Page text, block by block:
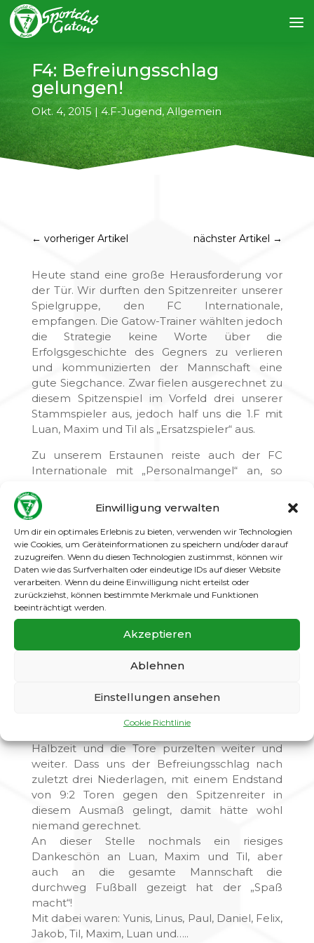
Einwilligung verwalten
Um dir ein optimales Erlebnis zu bieten, verwenden wir Technologien
wie Cookies, um Geräteinformationen zu speichern und/oder darauf
zuzugreifen. Wenn du diesen Technologien zustimmst, können wir
Daten wie das Surfverhalten oder eindeutige IDs auf dieser Website
verarbeiten. Wenn du deine Einwilligung nicht erteilst oder
zurückziehst, können bestimmte Merkmale und Funktionen
beeinträchtigt werden.
Akzeptieren
Ablehnen
Einstellungen ansehen
Cookie Richtlinie
F4: Befreiungsschlag
gelungen!
Okt. 4, 2015|4.F-Jugend,Allgemein
← vorheriger Artikel nächster Artikel →
Heute stand eine große Herausforderung vor
der Tür. Wir durften den Spitzenreiter unserer
Spielgruppe, den FC Internationale,
empfangen. Die Gatow-Trainer wählten jedoch
die Strategie keine Worte über die
Erfolgsgeschichte des Gegners zu verlieren
und kommunizierten der Mannschaft eine
gute Siegchance. Zwar fielen ausgerechnet zu
diesem Spitzenspiel im Vorfeld drei unserer
Stammspieler aus, jedoch half uns die 1.F mit
Luan, Maxim und Til als „Ersatzspieler“ aus.
Zu unserem Erstaunen reiste auch der FC
Internationale mit „Personalmangel“ an, so
herausspielen konnten. Über die gesamte
Strecke konnte unsere Mannschaft das Spiel
dominieren und kontrollieren. Jedoch nutzte
der Gegner seine Chancen und erspielte sich
in der ersten Halbzeit zwei Tore, worauf
prompt die Antwort(-en) aus Gatow kam(-en)
und wir einen Halbzeitstand von 6:2 vorlegen
konnten.
der Gatow-Kicker die gewohnte „Ansage“ des
in ein glückliches Trainergesicht schauen von
so, Jungs“! Das ließ sich keiner zweimal sagen
und so nahmen die Gatower den Schwung der
Halbzeit und die Tore purzelten weiter und
weiter. Dass uns der Befreiungsschlag nach
zuletzt drei Niederlagen, mit einem Endstand
von 9:2 Toren gegen den Spitzenreiter in
diesem Ausmaß gelingt, damit hätte wohl
niemand gerechnet.
An dieser Stelle nochmals ein riesiges
Dankeschön an Luan, Maxim und Til, aber
auch an die gesamte Mannschaft die
durchweg Fußball gezeigt hat der „Spaß
macht“!
Mit dabei waren: Yunis, Linus, Paul, Daniel, Felix,
Jakob, Til, Maxim, Luan und…..